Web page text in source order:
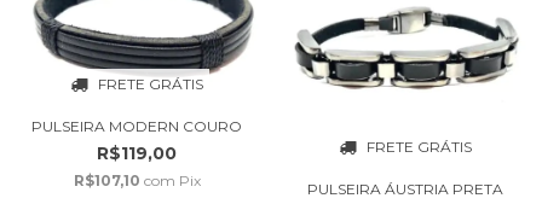
FRETE GRÁTIS
PULSEIRA MODERN COURO
R$119,00
R$107,10 com Pix
FRETE GRÁTIS
PULSEIRA ÁUSTRIA PRETA